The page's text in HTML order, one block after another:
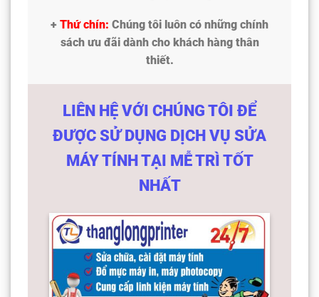
+ Thứ chín: Chúng tôi luôn có những chính
sách ưu đãi dành cho khách hàng thân
thiết.
LIÊN HỆ VỚI CHÚNG TÔI ĐỂ
ĐƯỢC SỬ DỤNG DỊCH VỤ SỬA
MÁY TÍNH TẠI MỄ TRÌ TỐT
NHẤT